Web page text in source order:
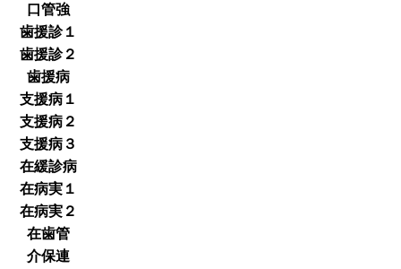
口管強
歯援診１
歯援診２
歯援病
支援病１
支援病２
支援病３
在緩診病
在病実１
在病実２
在歯管
介保連